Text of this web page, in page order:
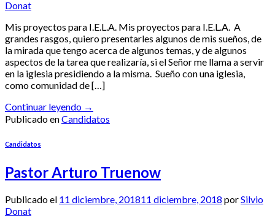
Donat
Mis proyectos para I.E.L.A. Mis proyectos para I.E.L.A. A
grandes rasgos, quiero presentarles algunos de mis sueños, de
la mirada que tengo acerca de algunos temas, y de algunos
aspectos de la tarea que realizaría, si el Señor me llama a servir
en la iglesia presidiendo a la misma. Sueño con una iglesia,
como comunidad de […]
Continuar leyendo →
Publicado enCandidatos
Candidatos
Pastor Arturo Truenow
Publicado el 11 diciembre, 201811 diciembre, 2018 porSilvio
Donat